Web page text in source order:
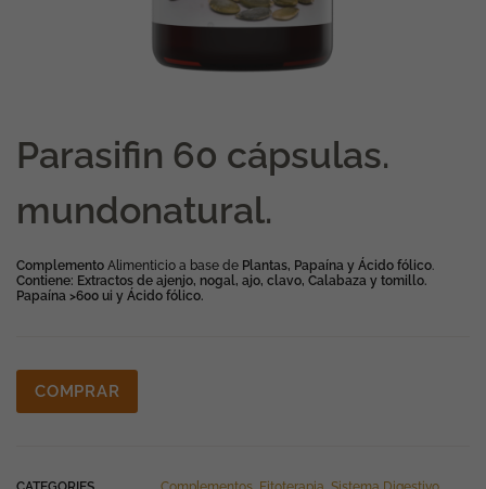
Parasifin 60 cápsulas.
mundonatural.
Complemento Alimenticio a base de Plantas, Papaína y Ácido fólico.
Contiene: Extractos de ajenjo, nogal, ajo, clavo, Calabaza y tomillo.
Papaína >600 ui y Ácido fólico.
COMPRAR